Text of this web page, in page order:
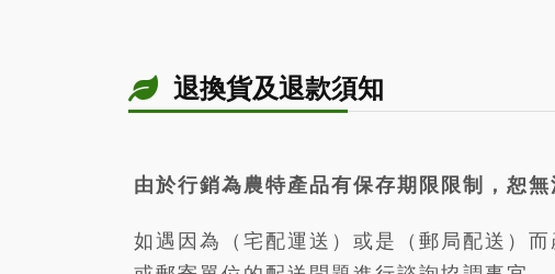
退換貨及退款須知
由於行銷為農特產品有保存期限限制，恕無
如遇因為（宅配運送）或是（郵局配送）